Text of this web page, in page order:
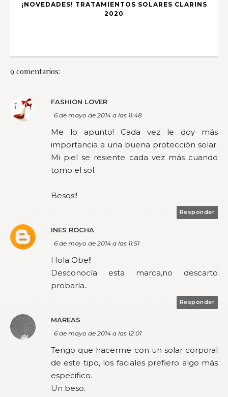
¡NOVEDADES! TRATAMIENTOS SOLARES CLARINS
2020
9 comentarios:
FASHION LOVER
6 de mayo de 2014 a las 11:48
Me lo apunto! Cada vez le doy más
importancia a una buena protección solar.
Mi piel se resiente cada vez más cuando
tomo el sol.
Besos!!
Responder
INES ROCHA
6 de mayo de 2014 a las 11:51
Hola Obe!!
Desconocía esta marca,no descarto
probarla..
Responder
MAREAS
6 de mayo de 2014 a las 12:01
Tengo que hacerme con un solar corporal
de este tipo, los faciales prefiero algo más
especifico.
Un beso.